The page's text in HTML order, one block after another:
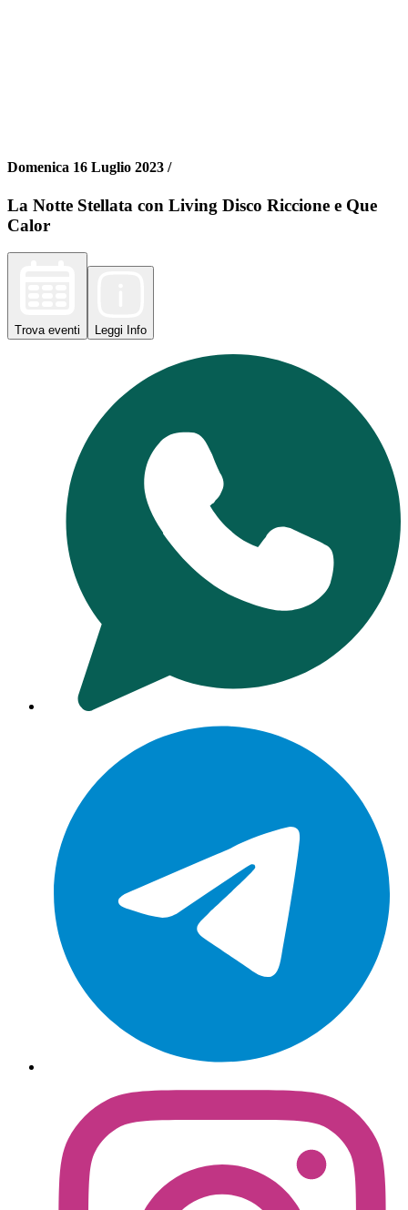
Domenica 16 Luglio 2023 /
La Notte Stellata con Living Disco Riccione e Que
Calor
Trova eventi Leggi Info